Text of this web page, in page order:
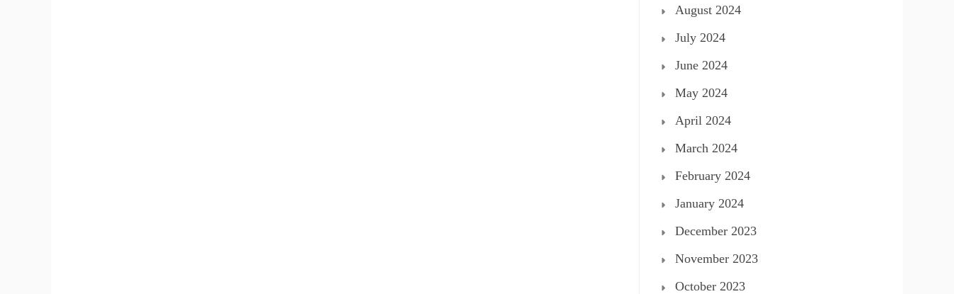
August 2024
July 2024
June 2024
May 2024
April 2024
March 2024
February 2024
January 2024
December 2023
November 2023
October 2023